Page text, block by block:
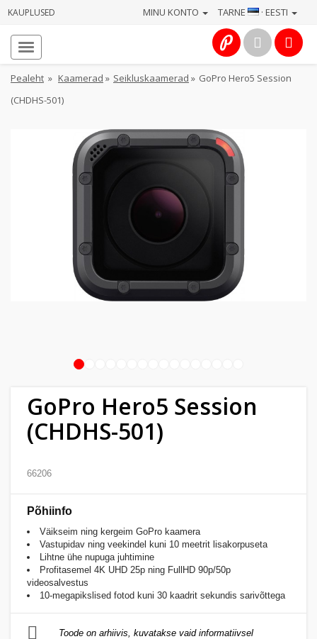
KAUPLUSED TARNE · EESTI
MINU KONTO
Pealeht » Kaamerad » Seikluskaamerad » GoPro Hero5 Session
(CHDHS-501)
GoPro Hero5 Session
(CHDHS-501)
66206
Põhiinfo
Väikseim ning kergeim GoPro kaamera
Vastupidav ning veekindel kuni 10 meetrit lisakorpuseta
Lihtne ühe nupuga juhtimine
Profitasemel 4K UHD 25p ning FullHD 90p/50p
videosalvestus
10-megapikslised fotod kuni 30 kaadrit sekundis sarivõttega
Toode on arhiivis, kuvatakse vaid informatiivsel
Info
Teenused
Fotokaubad
Elektroonika
Ilu
tervis
Sport
&
hobi
Mänguasjad
Auto